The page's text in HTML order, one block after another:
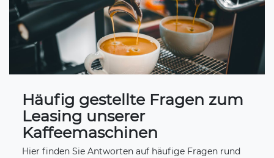
Häufig gestellte Fragen zum
Leasing unserer
Kaffeemaschinen
Hier finden Sie Antworten auf häufige Fragen rund